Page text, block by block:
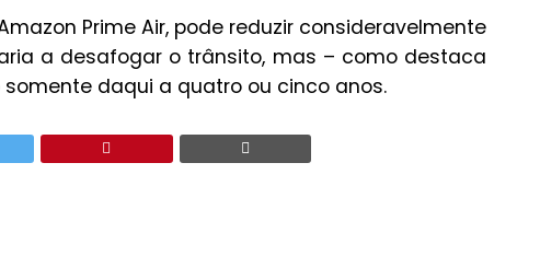
Prime Air, pode reduzir consideravelmente
a desafogar o trânsito, mas – como destaca
daqui a quatro ou cinco anos.